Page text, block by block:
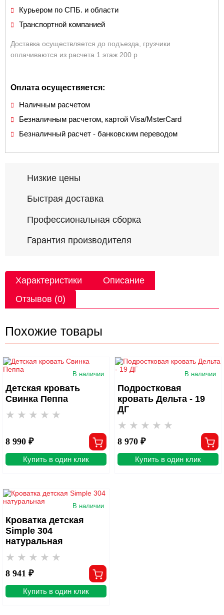
Курьером по СПБ. и области
Транспортной компанией
Доставка осуществляется до подъезда, грузчики
оплачиваются из расчета 1 этаж 200 р
Оплата осуществяется:
Наличным расчетом
Безналичным расчетом, картой Visa/MsterCard
Безналичный расчет - банковским переводом
Низкие цены
Быстрая доставка
Профессиональная сборка
Гарантия производителя
Характеристики
Описание
Отзывов (0)
Похожие товары
В наличии
Детская кровать
Свинка Пеппа
8 990 ₽
Купить в один клик
В наличии
Подростковая
кровать Дельта - 19
ДГ
8 970 ₽
Купить в один клик
В наличии
Кроватка детская
Simple 304
натуральная
8 941 ₽
Купить в один клик